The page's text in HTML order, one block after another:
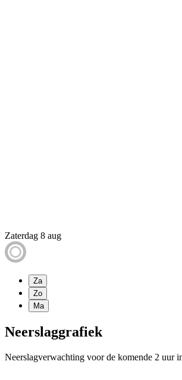
Zaterdag 8 aug
Za
Zo
Ma
Neerslaggrafiek
Neerslagverwachting voor de komende 2 uur